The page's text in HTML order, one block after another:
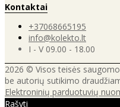
Kontaktai
+37068665195
info@kolekto.lt
I - V 09.00 - 18.00
2026 © Visos teisės
be autorių sutikimo
Elektroninių parduotuvių
Rašyti